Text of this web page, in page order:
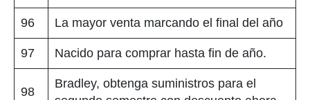
96 La mayor venta marcando el final del año
97 Nacido para comprar hasta fin de año.
98
Bradley, obtenga suministros para el